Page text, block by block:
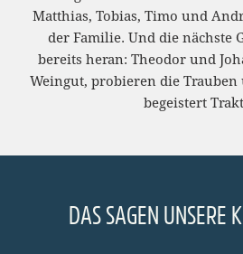
Matthias, Tobias, Timo und
der Familie. Und die nächste
bereits heran: Theodor und
Weingut, probieren die
begeistert
DAS SAGEN UNSERE